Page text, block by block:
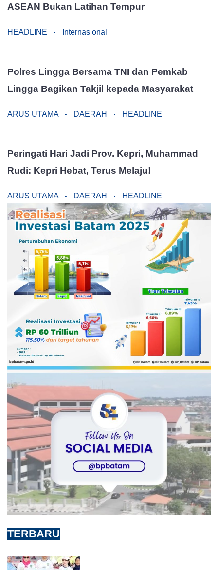
ASEAN Bukan Latihan Tempur
HEADLINE Internasional
Polres Lingga Bersama TNI dan Pemkab
Lingga Bagikan Takjil kepada Masyarakat
ARUS UTAMA DAERAH HEADLINE
Peringati Hari Jadi Prov. Kepri, Muhammad
Rudi: Kepri Hebat, Terus Melaju!
ARUS UTAMA DAERAH HEADLINE
TERBARU